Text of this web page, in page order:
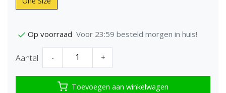
Op voorraad Voor 23:59 besteld morgen in huis!
Aantal - +
Toevoegen aan winkelwagen